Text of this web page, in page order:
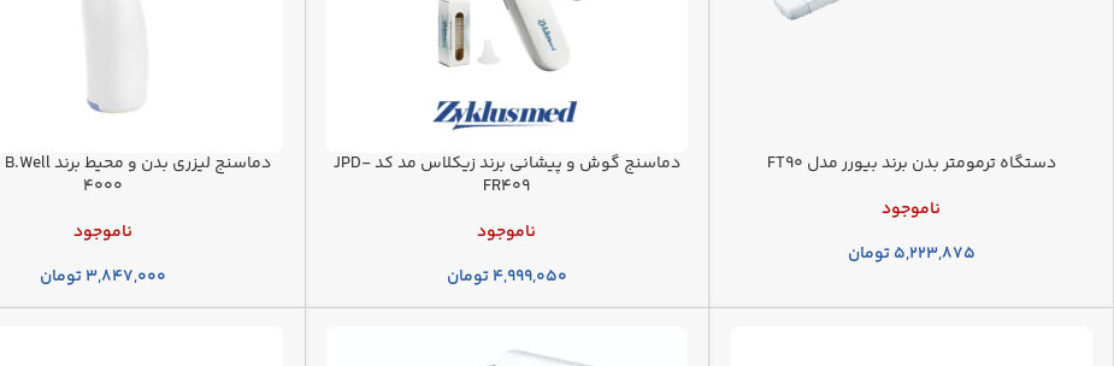
دستگاه ترمومتر بدن برند بیورر مدل FT90
ناموجود
۵,۲۲۳,۸۷۵تومان
دماسنج گوش و پیشانی برند زیکلاس مد کد JPD-
FR409
ناموجود
۴,۹۹۹,۰۵۰تومان
4000
ناموجود
۳,۸۴۷,۰۰۰تومان